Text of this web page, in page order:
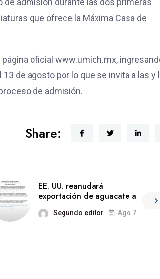
admisión durante las dos primeras
que ofrece la Máxima Casa de
oficial www.umich.mx,
de agosto por lo que se invita a las y
de admisión.
Share:
EE. UU. reanudará
exportación de aguacate a
Segundo editor Ago 7